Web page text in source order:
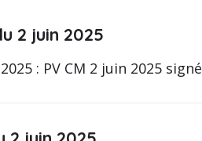
2 juin 2025
: PV CM 2 juin 2025 signé